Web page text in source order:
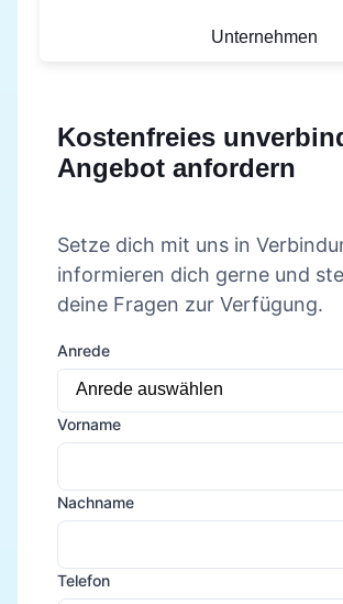
Unternehmen
Kostenfreies
Angebot anfordern
Setze dich mit uns in
informieren dich gerne und
deine Fragen zur Verfügung.
Anrede
Vorname
Nachname
Telefon